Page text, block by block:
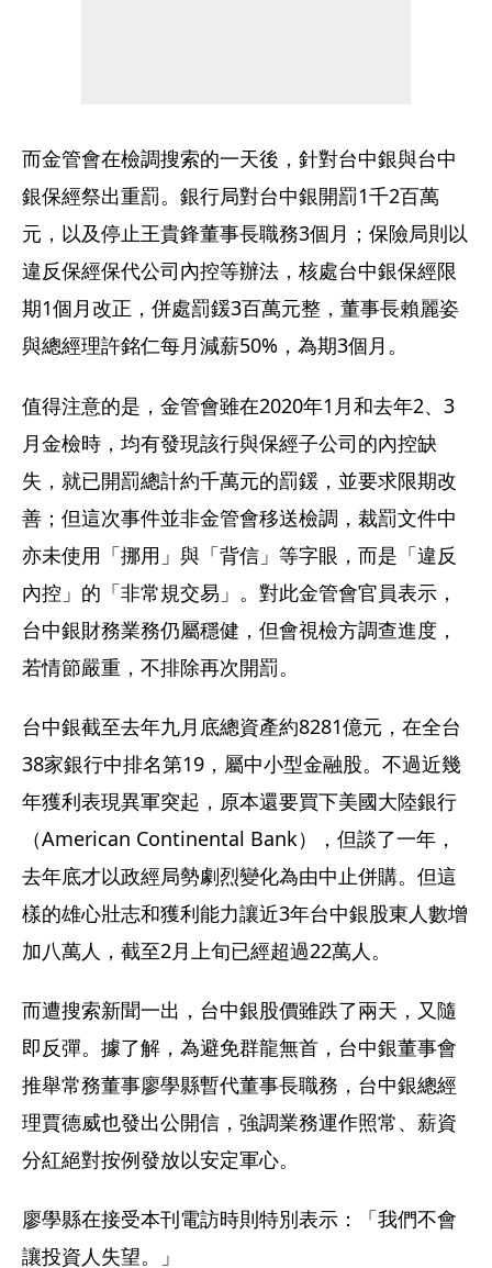
而金管會在檢調搜索的一天後，針對台中銀與台中
銀保經祭出重罰。銀行局對台中銀開罰1千2百萬
元，以及停止王貴鋒董事長職務3個月；保險局則以
違反保經保代公司內控等辦法，核處台中銀保經限
期1個月改正，併處罰鍰3百萬元整，董事長賴麗姿
與總經理許銘仁每月減薪50%，為期3個月。
值得注意的是，金管會雖在2020年1月和去年2、3
月金檢時，均有發現該行與保經子公司的內控缺
失，就已開罰總計約千萬元的罰鍰，並要求限期改
善；但這次事件並非金管會移送檢調，裁罰文件中
亦未使用「挪用」與「背信」等字眼，而是「違反
內控」的「非常規交易」。對此金管會官員表示，
台中銀財務業務仍屬穩健，但會視檢方調查進度，
若情節嚴重，不排除再次開罰。
台中銀截至去年九月底總資產約8281億元，在全台
38家銀行中排名第19，屬中小型金融股。不過近幾
年獲利表現異軍突起，原本還要買下美國大陸銀行
（American Continental Bank），但談了一年，
去年底才以政經局勢劇烈變化為由中止併購。但這
樣的雄心壯志和獲利能力讓近3年台中銀股東人數增
加八萬人，截至2月上旬已經超過22萬人。
而遭搜索新聞一出，台中銀股價雖跌了兩天，又隨
即反彈。據了解，為避免群龍無首，台中銀董事會
推舉常務董事廖學縣暫代董事長職務，台中銀總經
理賈德威也發出公開信，強調業務運作照常、薪資
分紅絕對按例發放以安定軍心。
廖學縣在接受本刊電訪時則特別表示：「我們不會
讓投資人失望。」